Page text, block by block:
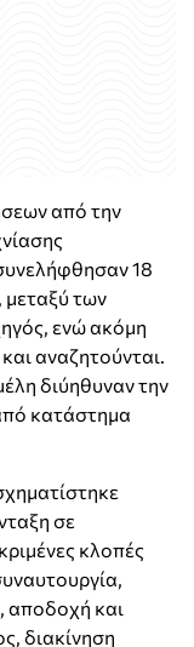
από την
18
μεταξύ των
ενώ ακόμη
αναζητούνται.
διύηθυναν την
κατάστημα
σε
κλοπές
αποδοχή και
διακίνηση